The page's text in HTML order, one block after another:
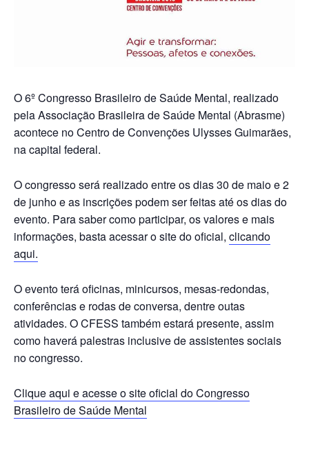
O 6º Congresso Brasileiro de Saúde Mental, realizado
pela Associação Brasileira de Saúde Mental (Abrasme)
acontece no Centro de Convenções Ulysses Guimarães,
na capital federal.
O congresso será realizado entre os dias 30 de maio e 2
de junho e as inscrições podem ser feitas até os dias do
evento. Para saber como participar, os valores e mais
informações, basta acessar o site do oficial, clicando
aqui.
O evento terá oficinas, minicursos, mesas-redondas,
conferências e rodas de conversa, dentre outas
atividades. O CFESS também estará presente, assim
como haverá palestras inclusive de assistentes sociais
no congresso.
Clique aqui e acesse o site oficial do Congresso
Brasileiro de Saúde Mental